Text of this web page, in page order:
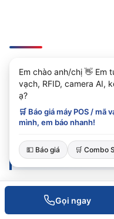
Gọi ngay
Cách lựa
Công thức
sau:
Doanh số hoá
nhiêu?Nếu
Em chào anh/chị 👋 Em
vạch, RFID, camera AI,
ạ?
🛒 Báo giá máy POS / mã
mình, em báo nhanh!
💵 Báo giá 🛒 Combo